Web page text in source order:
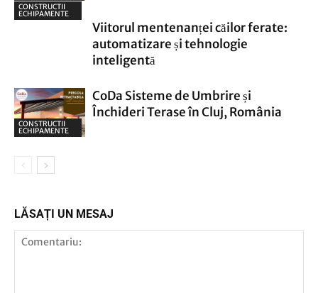
CONSTRUCTII
ECHIPAMENTE
Viitorul mentenanței căilor ferate:
automatizare și tehnologie
inteligentă
CONSTRUCTII
ECHIPAMENTE
CoDa Sisteme de Umbrire și
Închideri Terase în Cluj, România
LĂSAȚI UN MESAJ